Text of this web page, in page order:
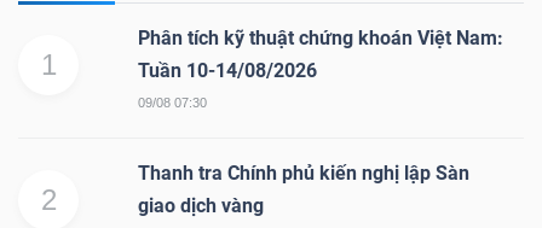
1
Phân tích kỹ thuật chứng khoán Việt Nam:
Tuần 10-14/08/2026
09/08 07:30
2
Thanh tra Chính phủ kiến nghị lập Sàn
giao dịch vàng